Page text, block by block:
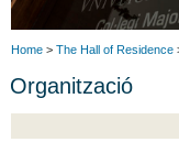
Home > The Hall of Residence
Organització